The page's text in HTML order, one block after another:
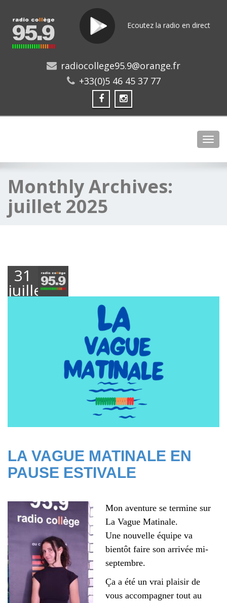
Ecoutez la radio en direct
radiocollege95.9@orange.fr
+33(0)5 46 45 37 77
Monthly Archives:
juillet 2025
31
juillet
LA VAGUE MATINALE EN
PAUSE ESTIVALE
Mon aventure se termine sur
La Vague Matinale.
Une nouvelle équipe va
bientôt faire son arrivée mi-
septembre.
Ça a été un vrai plaisir de
vous accompagner tout au